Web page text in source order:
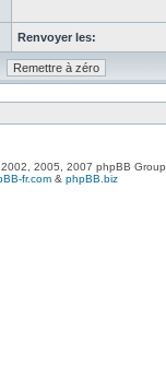
Renvoyer les:
2005, 2007 phpBB Group
fr.com & phpBB.biz